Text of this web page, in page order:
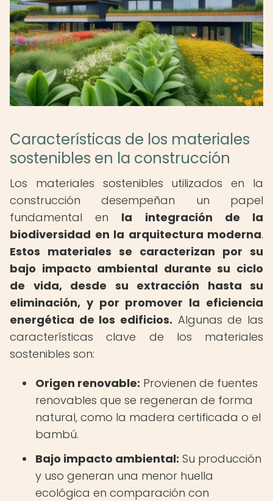
Características de los materiales
sostenibles en la construcción
Los materiales sostenibles utilizados en la
construcción desempeñan un papel
fundamental en la integración de la
biodiversidad en la arquitectura moderna.
Estos materiales se caracterizan por su
bajo impacto ambiental durante su ciclo
de vida, desde su extracción hasta su
eliminación, y por promover la eficiencia
energética de los edificios. Algunas de las
características clave de los materiales
sostenibles son:
Origen renovable: Provienen de fuentes
renovables que se regeneran de forma
natural, como la madera certificada o el
bambú.
Bajo impacto ambiental: Su producción
y uso generan una menor huella
ecológica en comparación con